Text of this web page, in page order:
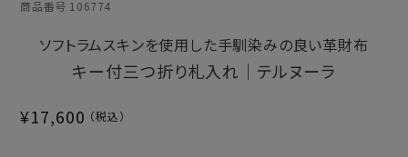
商品番号 106774
ソフトラムスキンを使用した手馴染みの良い革財布
キー付三つ折り札入れ｜テルヌーラ
¥17,600